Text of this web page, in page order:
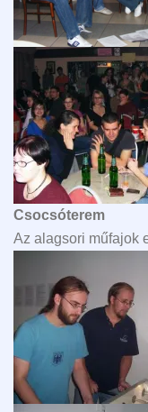
Csocsóterem
Az alagsori műfajok